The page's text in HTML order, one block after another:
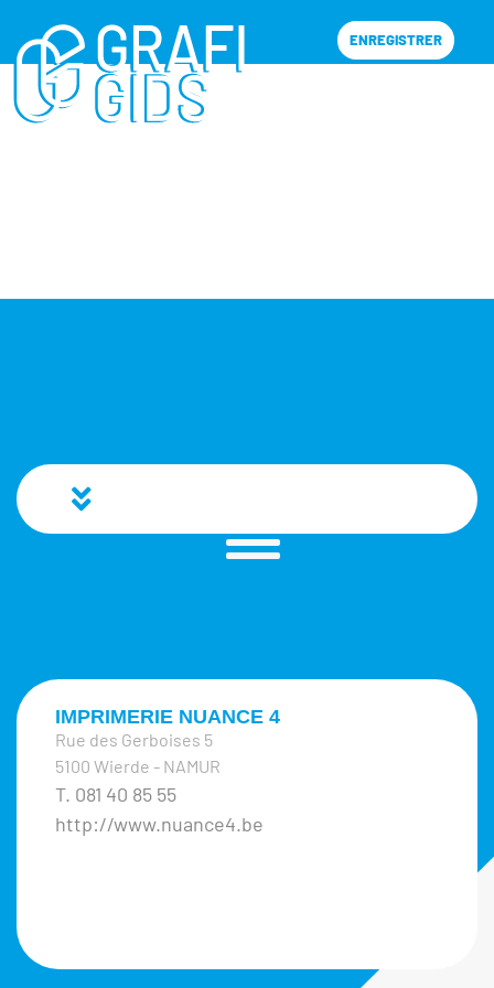
ENREGISTRER
IMPRIMERIE NUANCE 4
Rue des Gerboises 5
5100 Wierde - NAMUR
T. 081 40 85 55
http://www.nuance4.be